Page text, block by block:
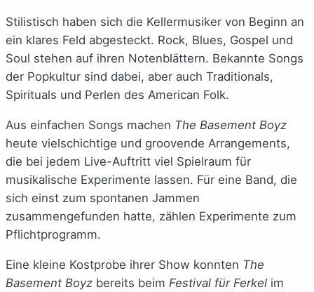
Stilistisch haben sich die Kellermusiker von Beginn an
ein klares Feld abgesteckt. Rock, Blues, Gospel und
Soul stehen auf ihren Notenblättern. Bekannte Songs
der Popkultur sind dabei, aber auch Traditionals,
Spirituals und Perlen des American Folk.
Aus einfachen Songs machen The Basement Boyz
heute vielschichtige und groovende Arrangements,
die bei jedem Live-Auftritt viel Spielraum für
musikalische Experimente lassen. Für eine Band, die
sich einst zum spontanen Jammen
zusammengefunden hatte, zählen Experimente zum
Pflichtprogramm.
Eine kleine Kostprobe ihrer Show konnten The
Basement Boyz bereits beim Festival für Ferkel im